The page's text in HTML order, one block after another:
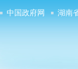
中国政府网 湖南